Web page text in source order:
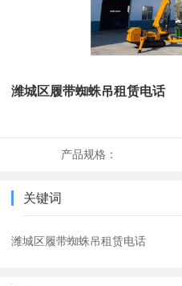
潍城区履带蜘蛛吊租赁电话
产品规格：
关键词
潍城区履带蜘蛛吊租赁电话